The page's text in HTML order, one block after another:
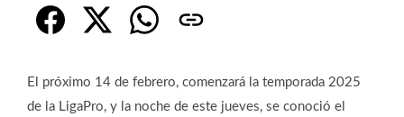
El próximo 14 de febrero, comenzará la temporada 2025
de la LigaPro, y la noche de este jueves, se conoció el